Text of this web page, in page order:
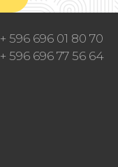
+ 596 696 01 80 70
+ 596 696 77 56 64